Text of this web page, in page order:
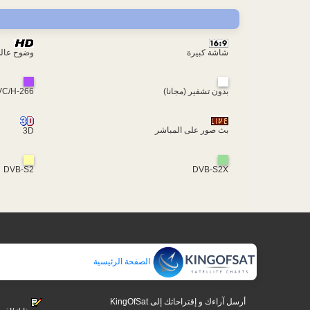
وضوح شاشة كبيرة
H-266 بدون تشفير (مجانا)
3D بث صور على المباشر
DVB-S2 DVB-S2X
الصفحة الرئيسية
أرسل آراءك و إقتراحاتك إلى KingOfSat